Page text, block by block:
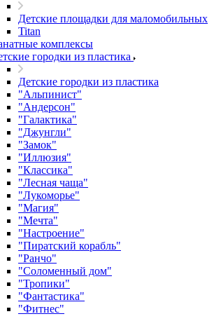
Детские площадки для маломобильных
Titan
комплексы
городки из пластика
Детские городки из пластика
"Альпинист"
"Андерсон"
"Галактика"
"Джунгли"
"Замок"
"Иллюзия"
"Классика"
"Лесная чаща"
"Лукоморье"
"Магия"
"Мечта"
"Настроение"
"Пиратский корабль"
"Ранчо"
"Соломенный дом"
"Тропики"
"Фантастика"
"Фитнес"